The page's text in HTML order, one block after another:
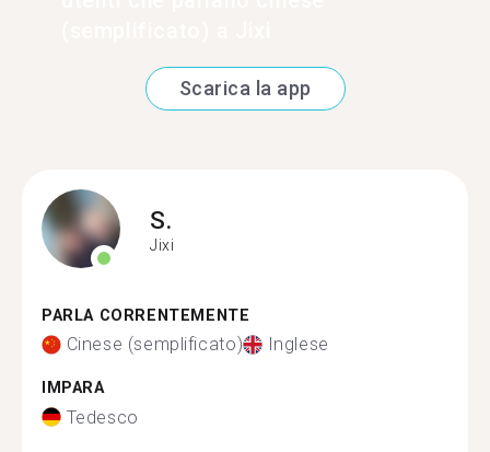
Scarica la app
S.
Jixi
PARLA CORRENTEMENTE
Cinese (semplificato) Inglese
IMPARA
Tedesco